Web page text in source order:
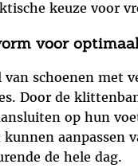
keuze voor
voor
van schoenen met
Door de
op hun
aanpassen
de hele dag.